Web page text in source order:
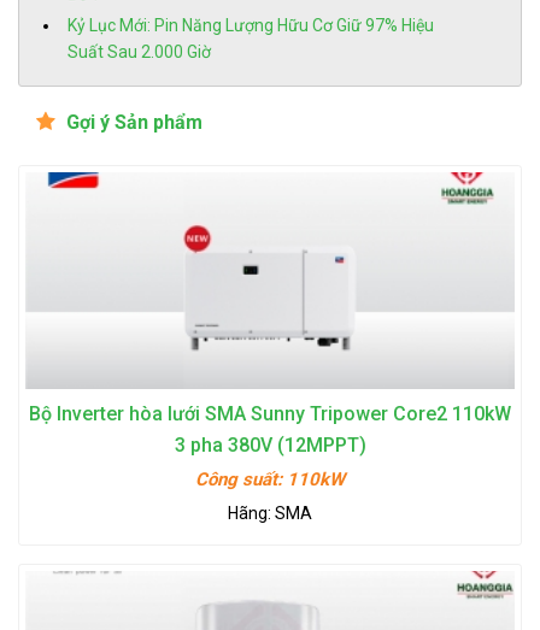
Kỷ Lục Mới: Pin Năng Lượng Hữu Cơ Giữ 97% Hiệu
Suất Sau 2.000 Giờ
Gợi ý Sản phẩm
Bộ Inverter hòa lưới SMA Sunny Tripower Core2 110kW
3 pha 380V (12MPPT)
Công suất: 110kW
Hãng: SMA